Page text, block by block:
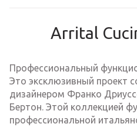
Arrital
Профессиональный
Это эксклюзивный проект
дизайнером Франко
Бертон. Этой коллекцией
профессиональной